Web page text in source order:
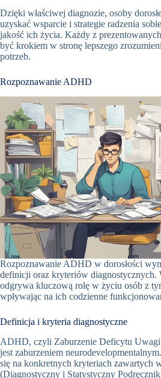
Dzięki właściwej diagnozie, osoby
uzyskać wsparcie i strategie radzenia
jakość ich życia. Każdy z
być krokiem w stronę lepszego
potrzeb.
Rozpoznawanie ADHD
Rozpoznawanie ADHD w dorosłości
definicji oraz kryteriów diagnostycznych.
odgrywa kluczową rolę w życiu osób z
wpływając na ich codzienne
Definicja i kryteria diagnostyczne
ADHD, czyli Zaburzenie Deficytu
jest zaburzeniem
się na konkretnych kryteriach zawartych
(Diagnostyczny i Statystyczny